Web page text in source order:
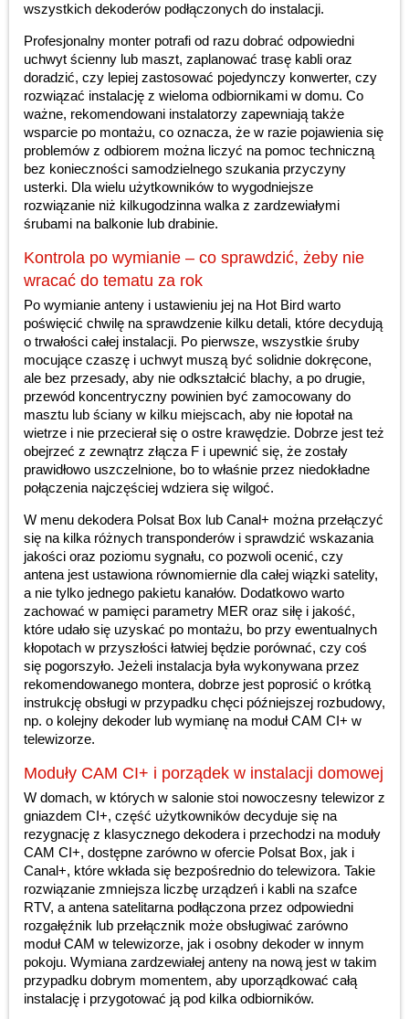
wszystkich dekoderów podłączonych do instalacji.
Profesjonalny monter potrafi od razu dobrać odpowiedni
uchwyt ścienny lub maszt, zaplanować trasę kabli oraz
doradzić, czy lepiej zastosować pojedynczy konwerter, czy
rozwiązać instalację z wieloma odbiornikami w domu. Co
ważne, rekomendowani instalatorzy zapewniają także
wsparcie po montażu, co oznacza, że w razie pojawienia się
problemów z odbiorem można liczyć na pomoc techniczną
bez konieczności samodzielnego szukania przyczyny
usterki. Dla wielu użytkowników to wygodniejsze
rozwiązanie niż kilkugodzinna walka z zardzewiałymi
śrubami na balkonie lub drabinie.
Kontrola po wymianie – co sprawdzić, żeby nie
wracać do tematu za rok
Po wymianie anteny i ustawieniu jej na Hot Bird warto
poświęcić chwilę na sprawdzenie kilku detali, które decydują
o trwałości całej instalacji. Po pierwsze, wszystkie śruby
mocujące czaszę i uchwyt muszą być solidnie dokręcone,
ale bez przesady, aby nie odkształcić blachy, a po drugie,
przewód koncentryczny powinien być zamocowany do
masztu lub ściany w kilku miejscach, aby nie łopotał na
wietrze i nie przecierał się o ostre krawędzie. Dobrze jest też
obejrzeć z zewnątrz złącza F i upewnić się, że zostały
prawidłowo uszczelnione, bo to właśnie przez niedokładne
połączenia najczęściej wdziera się wilgoć.
W menu dekodera Polsat Box lub Canal+ można przełączyć
się na kilka różnych transponderów i sprawdzić wskazania
jakości oraz poziomu sygnału, co pozwoli ocenić, czy
antena jest ustawiona równomiernie dla całej wiązki satelity,
a nie tylko jednego pakietu kanałów. Dodatkowo warto
zachować w pamięci parametry MER oraz siłę i jakość,
które udało się uzyskać po montażu, bo przy ewentualnych
kłopotach w przyszłości łatwiej będzie porównać, czy coś
się pogorszyło. Jeżeli instalacja była wykonywana przez
rekomendowanego montera, dobrze jest poprosić o krótką
instrukcję obsługi w przypadku chęci późniejszej rozbudowy,
np. o kolejny dekoder lub wymianę na moduł CAM CI+ w
telewizorze.
Moduły CAM CI+ i porządek w instalacji domowej
W domach, w których w salonie stoi nowoczesny telewizor z
gniazdem CI+, część użytkowników decyduje się na
rezygnację z klasycznego dekodera i przechodzi na moduły
CAM CI+, dostępne zarówno w ofercie Polsat Box, jak i
Canal+, które wkłada się bezpośrednio do telewizora. Takie
rozwiązanie zmniejsza liczbę urządzeń i kabli na szafce
RTV, a antena satelitarna podłączona przez odpowiedni
rozgałęźnik lub przełącznik może obsługiwać zarówno
moduł CAM w telewizorze, jak i osobny dekoder w innym
pokoju. Wymiana zardzewiałej anteny na nową jest w takim
przypadku dobrym momentem, aby uporządkować całą
instalację i przygotować ją pod kilka odbiorników.